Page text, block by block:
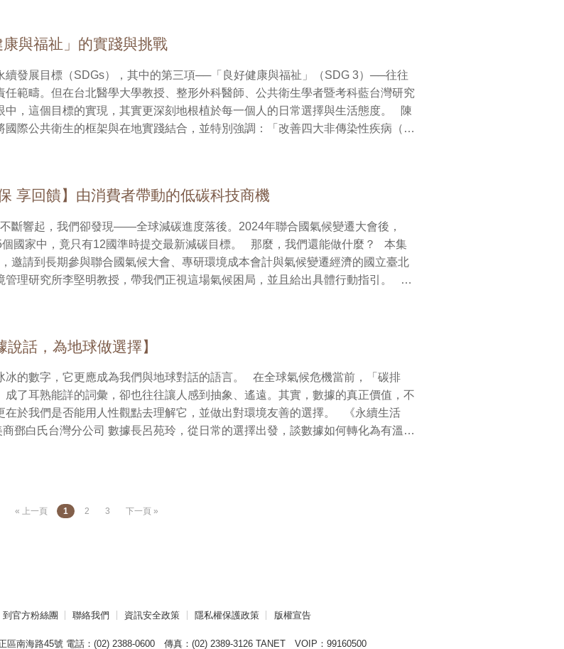
FM100.1；宜蘭FM103.5；金門FM88.9；馬祖FM91.5；竹苗FM103.9；彰化、臺
、FM88.9；臺東FM102.9)，無法即時廣播收聽聽眾，可透過本臺官網
program/67c917428ee815002369a69a或手機APP(需下載教育電台APP)點選
過去60日節目音檔。
與這份未來。 若永續只停留在口號與行銷，那終將淪為空談；
」、「營造安和樂利社會」、「促進人人守法尊紀」、「我願無窮永續發展」，
制度、從生活、從心出發的行動方向。從家庭中如何節能、在學校中傳遞誠信價
責與透明，到面對自然時懷著敬畏，與多元族群和平共處──這些日常的選擇，才
心的起點，也是可以慢慢實踐的信念。 【永續生活 On Air 】節目每週
；嘉南FM107.7；恆春FM99.3；澎湖FM99.1；花蓮FM97.3；舞鶴
選即時收聽或回溯收聽過去60日節目音檔。
與福祉」的實踐與挑戰
續發展目標（SDGs），其中的第三項──「良好健康與福祉」（SDG 3）──往往
任範疇。但在台北醫學大學教授、整形外科醫師、公共衛生學者暨考科藍台灣研究
，這個目標的實現，其實更深刻地根植於每一個人的日常選擇與生活態度。 陳
國際公共衛生的框架與在地實踐結合，並特別強調：「改善四大非傳染性疾病（心
選購環保材質衣物、每日步行七千步，將抽象的永續概念轉化為可感可行的生活步
資我們與下一代的健康未來。」 在教學與研究上，陳教授也致力於推
設環境、健康、ESG相關課程，並積極透過學術與社區連結，傳遞「地球健康與
這也是考科藍台灣長期推動的重要核心。 他同時也提出醫療產業面臨的
療走向預防、從高碳轉向低碳、從個別照護邁向整體系統創新。他認為，永續醫療
向而深刻的。我們的生活方式，能預防疾病，也能減緩氣候危機。從一個人的選擇
📍歡迎免費下載由陳杰峰與郭耿南教授主編的《改善非
目標之分析》 全文：改善非傳染性疾病以邁向達成聯合國永
air節目或手機APP(需下載教育電台APP)點選即時收聽或回溯收聽過去60日節目
享回饋】由消費者帶動的低碳科技商機
，竟只有12國準時提交最新減碳目標。 那麼，我們還能做什麼？ 本集
，邀請到長期參與聯合國氣候大會、專研環境成本會計與氣候變遷經濟的國立臺北
理研究所李堅明教授，帶我們正視這場氣候困局，並且給出具體行動指引。 李
「個人社會責任（PSR）」的概念，並與便利商店合作推動「負碳商品」，透過
方式，運用適度誘因與鼓勵，自消費者端改變，不僅能從下而上的推動減碳行動，
促使企業生產低碳產品、加速低碳轉型。經由購買國際碳權抵消碳排，消費者還能
，兌換折價券或作為碳中和的工具，讓減碳不再遙不可及，而是日常中的一小步。
數，轉換為折扣或公益捐贈。這不僅激勵綠色生活，也串聯起地方商家，打造永續
通再到教學，提出簡單的生活減碳行動方案，一步步讓永續融入日常，也讓我們了
收聽過去60日節目音檔。
說話，為地球做選擇】
，它更應成為我們與地球對話的語言。 在全球氣候危機當前，「碳排
成了耳熟能詳的詞彙，卻也往往讓人感到抽象、遙遠。其實，數據的真正價值，不
我們是否能用人性觀點去理解它，並做出對環境友善的選擇。 《永續生活
鄧白氏台灣分公司 數據長呂苑玲，從日常的選擇出發，談數據如何轉化為有溫度
來越受到公司、投資者和其他利益相關者的關
不再是主觀評斷道德價值，更是基於數據的客觀評比，它真正的核心是企業永續
解，它將不只是資訊，更是驅動永續與成長的關鍵引擎。 📅 6/8（六）《永
全國調頻網播出(各地收聽頻率：臺北、桃園地區FM101.7；基隆FM100.1；宜蘭
« 上一頁 1 2 3 下一頁 »
到官方粉絲團 聯絡我們 資訊安全政策 隱私權保護政策 版權宣告
區南海路45號 電話：(02) 2388-0600 傳真：(02) 2389-3126 TANET VOIP：99160500